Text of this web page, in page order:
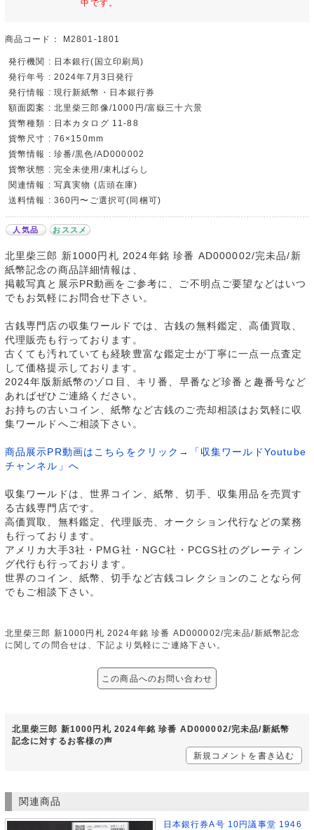
中です。
商品コード： M2801-1801
発行機関 : 日本銀行(国立印刷局)
発行年号 : 2024年7月3日発行
発行情報 : 現行新紙幣・日本銀行券
額面図案 : 北里柴三郎像/1000円/富嶽三十六景
貨幣種類 : 日本カタログ 11-88
貨幣尺寸 : 76×150mm
貨幣情報 : 珍番/黒色/AD000002
貨幣状態 : 完全未使用/束札ばらし
関連情報 : 写真実物 (店頭在庫)
送料情報 : 360円〜ご選択可(同梱可)
人気品 おススメ
北里柴三郎 新1000円札 2024年銘 珍番 AD000002/完未品/新
紙幣記念の商品詳細情報は、
掲載写真と展示PR動画をご参考に、ご不明点ご要望などはいつ
でもお気軽にお問合せ下さい。
古銭専門店の収集ワールドでは、古銭の無料鑑定、高価買取、
代理販売も行っております。
古くても汚れていても経験豊富な鑑定士が丁寧に一点一点査定
して価格提示しております。
2024年版新紙幣のゾロ目、キリ番、早番など珍番と趣番号など
あればぜひご連絡ください。
お持ちの古いコイン、紙幣など古銭のご売却相談はお気軽に収
集ワールドへご相談下さい。
商品展示PR動画はこちらをクリック→「収集ワールドYoutube
チャンネル」へ
収集ワールドは、世界コイン、紙幣、切手、収集用品を売買す
る古銭専門店です。
高価買取、無料鑑定、代理販売、オークション代行などの業務
も行っております。
アメリカ大手3社・PMG社・NGC社・PCGS社のグレーティン
グ代行も行っております。
世界のコイン、紙幣、切手など古銭コレクションのことなら何
でもご相談下さい。
北里柴三郎 新1000円札 2024年銘 珍番 AD000002/完未品/新紙幣記念
に関しての問合せは、下記より気軽にご連絡下さい。
この商品へのお問い合わせ
北里柴三郎 新1000円札 2024年銘 珍番 AD000002/完未品/新紙幣
記念に対するお客様の声
新規コメントを書き込む
関連商品
日本銀行券A号 10円議事堂 1946